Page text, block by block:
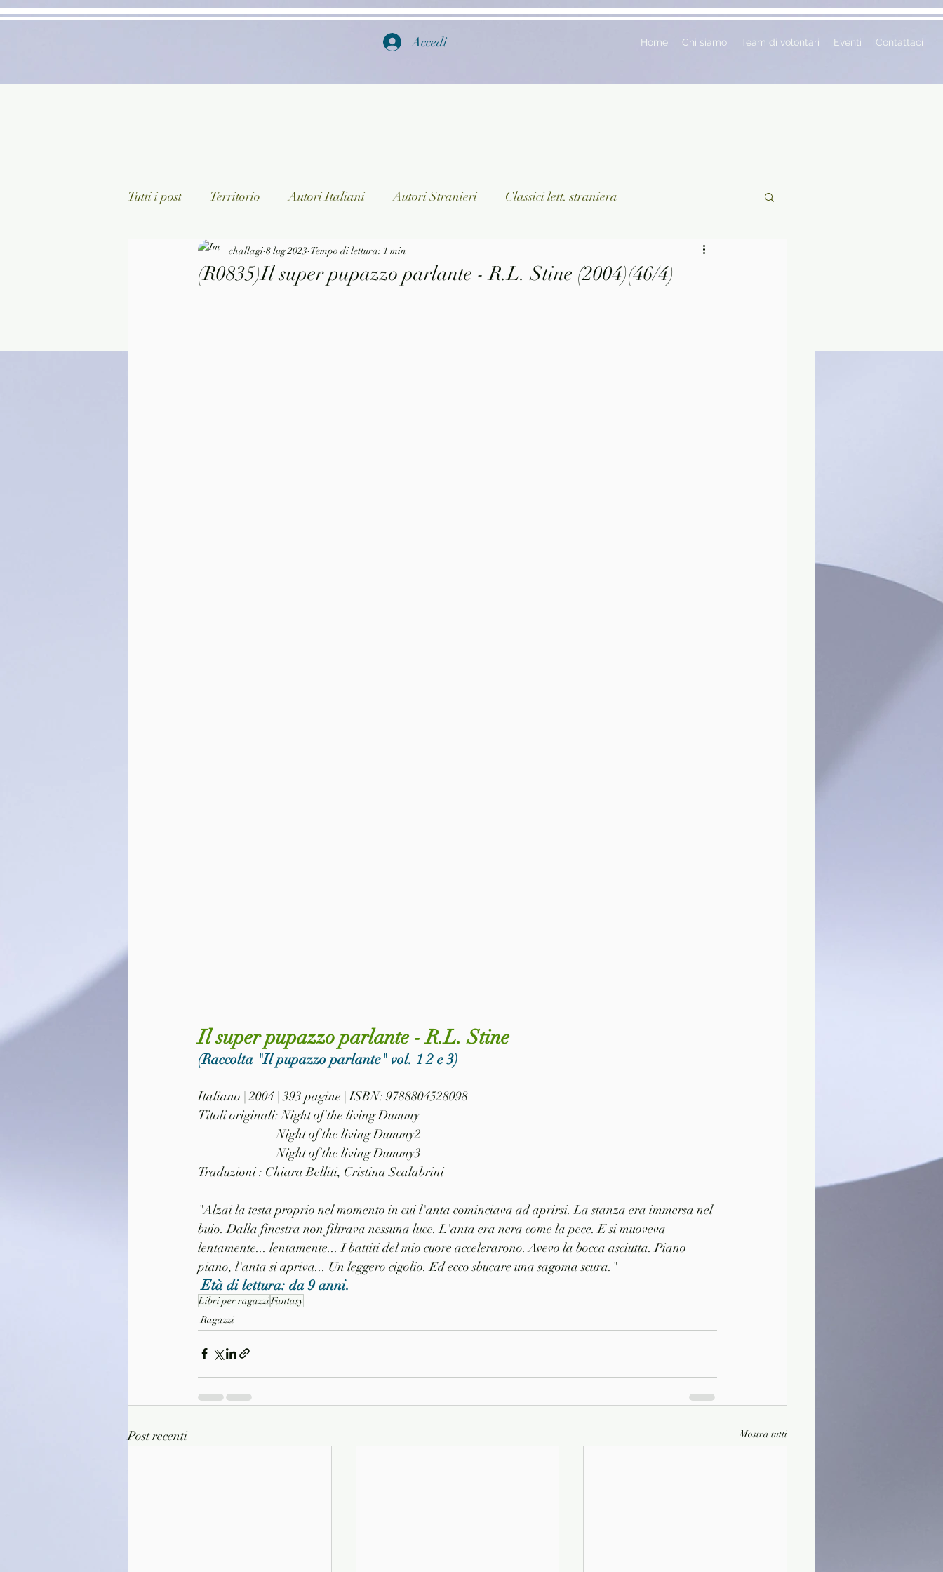
Accedi Home Chi siamo Team di volontari Eventi Contattaci
Tutti i post Territorio Autori Italiani Autori Stranieri Classici lett. straniera
Classici lett. italiana Saggistica Ragazzi
(R0835)Il super pupazzo parlante - R.L. Stine (2004)(46/4)
challagi 8 lug 2023 Tempo di lettura: 1 min
Il super pupazzo parlante - R.L. Stine
(Raccolta "Il pupazzo parlante" vol. 1 2 e 3)
Italiano | 2004 | 393 pagine | ISBN: 9788804528098
Titoli originali: Night of the living Dummy
                            Night of the living Dummy2
                            Night of the living Dummy3
Traduzioni : Chiara Belliti, Cristina Scalabrini
"Alzai la testa proprio nel momento in cui l'anta cominciava ad aprirsi. La stanza era immersa nel
buio. Dalla finestra non filtrava nessuna luce. L'anta era nera come la pece. E si muoveva
lentamente... lentamente... I battiti del mio cuore accelerarono. Avevo la bocca asciutta. Piano
piano, l'anta si apriva... Un leggero cigolio. Ed ecco sbucare una sagoma scura."
Età di lettura: da 9 anni.
Libri per ragazziFantasy
Ragazzi
Post recenti Mostra tutti